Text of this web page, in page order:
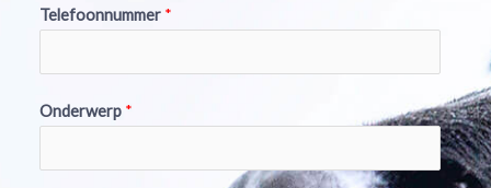
Telefoonnummer *
Onderwerp *